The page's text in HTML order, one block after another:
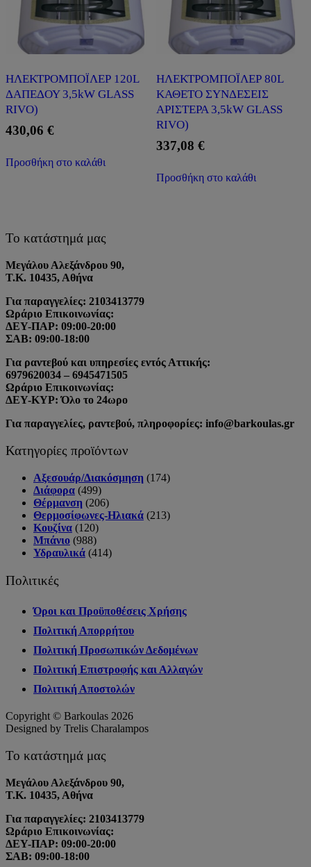
ΗΛΕΚΤΡΟΜΠΟΪΛΕΡ 120L
ΔΑΠΕΔΟΥ 3,5kW GLASS
RIVO)
430,06 €
Προσθήκη στο καλάθι
ΗΛΕΚΤΡΟΜΠΟΪΛΕΡ 80L
ΚΑΘΕΤΟ ΣΥΝΔΕΣΕΙΣ
ΑΡΙΣΤΕΡΑ 3,5kW GLASS
RIVO)
337,08 €
Προσθήκη στο καλάθι
Το κατάστημά μας
Μεγάλου Αλεξάνδρου 90,
Τ.Κ. 10435, Αθήνα
Για παραγγελίες: 2103413779
Ωράριο Επικοινωνίας:
ΔΕΥ-ΠΑΡ: 09:00-20:00
ΣΑΒ: 09:00-18:00
Για ραντεβού και υπηρεσίες εντός Αττικής:
6979620034 – 6945471505
Ωράριο Επικοινωνίας:
ΔΕΥ-ΚΥΡ: Όλο το 24ωρο
Για παραγγελίες, ραντεβού, πληροφορίες: info@barkoulas.gr
Κατηγορίες προϊόντων
Αξεσουάρ/Διακόσμηση (174)
Διάφορα (499)
Θέρμανση (206)
Θερμοσίφωνες-Ηλιακά (213)
Κουζίνα (120)
Μπάνιο (988)
Υδραυλικά (414)
Πολιτικές
Όροι και Προϋποθέσεις Χρήσης
Πολιτική Απορρήτου
Πολιτική Προσωπικών Δεδομένων
Πολιτική Επιστροφής και Αλλαγών
Πολιτική Αποστολών
Copyright © Barkoulas 2026
Designed by Trelis Charalampos
Το κατάστημά μας
Μεγάλου Αλεξάνδρου 90,
Τ.Κ. 10435, Αθήνα
Για παραγγελίες: 2103413779
Ωράριο Επικοινωνίας:
ΔΕΥ-ΠΑΡ: 09:00-20:00
ΣΑΒ: 09:00-18:00